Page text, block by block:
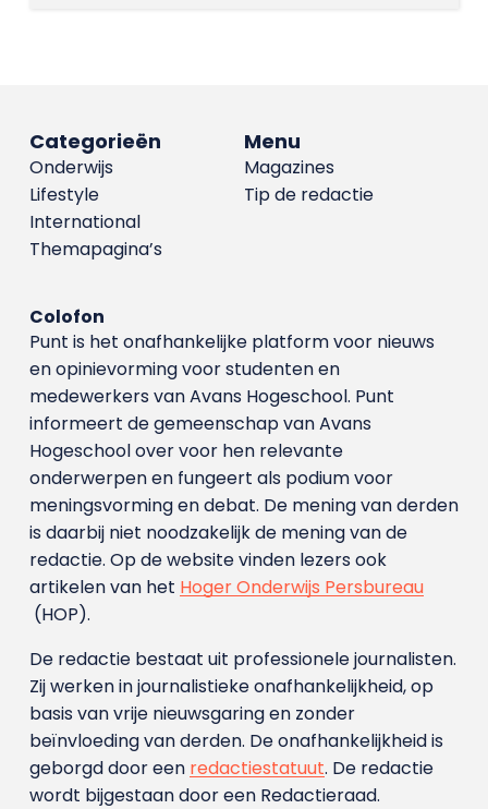
Menu
Magazines
Tip de redactie
Categorieën
Onderwijs
Lifestyle
International
Themapagina’s
Colofon
Punt is het onafhankelijke platform voor nieuws
en opinievorming voor studenten en
medewerkers van Avans Hoge­school. Punt
informeert de gemeenschap van Avans
Hogeschool over voor hen relevante
onderwerpen en fungeert als podium voor
meningsvorming en debat. De mening van derden
is daarbij niet noodzakelijk de mening van de
redactie. Op de website vinden lezers ook
artikelen van het Hoger Onderwijs Persbureau
(HOP).
De redactie bestaat uit professionele journalisten.
Zij werken in journalistieke onafhankelijkheid, op
basis van vrije nieuwsgaring en zonder
beïnvloeding van derden. De onafhankelijkheid is
geborgd door een redactiestatuut. De redactie
wordt bijgestaan door een Redactieraad.